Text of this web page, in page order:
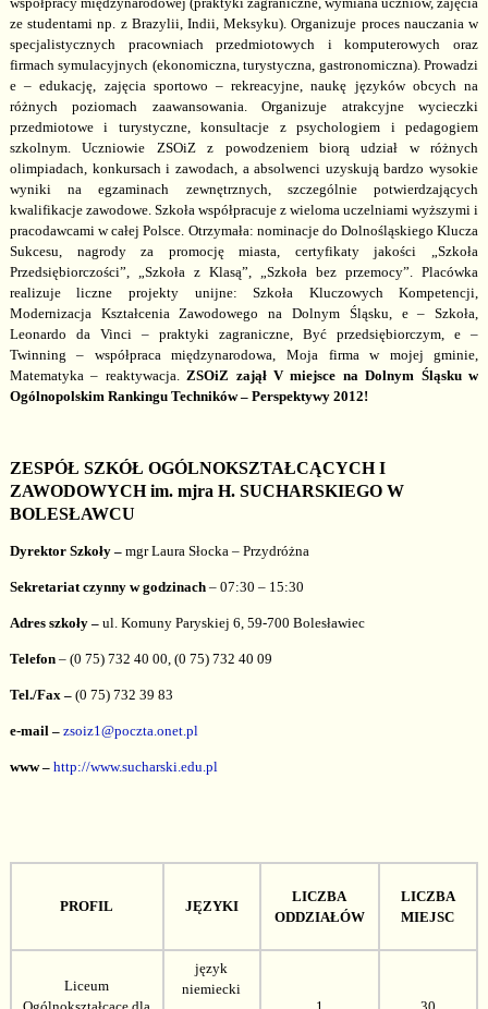
ze studentami np. z Brazylii, Indii, Meksyku). Organizuje proces nauczania w
specjalistycznych pracowniach przedmiotowych i komputerowych oraz
firmach symulacyjnych (ekonomiczna, turystyczna, gastronomiczna). Prowadzi
e – edukację, zajęcia sportowo – rekreacyjne, naukę języków obcych na
różnych poziomach zaawansowania. Organizuje atrakcyjne wycieczki
przedmiotowe i turystyczne, konsultacje z psychologiem i pedagogiem
szkolnym. Uczniowie ZSOiZ z powodzeniem biorą udział w różnych
olimpiadach, konkursach i zawodach, a absolwenci uzyskują bardzo wysokie
wyniki na egzaminach zewnętrznych, szczególnie potwierdzających
kwalifikacje zawodowe. Szkoła współpracuje z wieloma uczelniami wyższymi i
pracodawcami w całej Polsce. Otrzymała: nominacje do Dolnośląskiego Klucza
Sukcesu, nagrody za promocję miasta, certyfikaty jakości „Szkoła
Przedsiębiorczości”, „Szkoła z Klasą”, „Szkoła bez przemocy”. Placówka
realizuje liczne projekty unijne: Szkoła Kluczowych Kompetencji,
Modernizacja Kształcenia Zawodowego na Dolnym Śląsku, e – Szkoła,
Leonardo da Vinci – praktyki zagraniczne, Być przedsiębiorczym, e –
Twinning – współpraca międzynarodowa, Moja firma w mojej gminie,
Matematyka – reaktywacja.ZSOiZ zajął V miejsce na Dolnym Śląsku w
Ogólnopolskim Rankingu Techników – Perspektywy 2012!
ZESPÓŁ SZKÓŁ OGÓLNOKSZTAŁCĄCYCH I
ZAWODOWYCH im. mjra H. SUCHARSKIEGO W
BOLESŁAWCU
Dyrektor Szkoły –mgr Laura Słocka – Przydróżna
Sekretariat czynny w godzinach– 07:30 – 15:30
Adres szkoły – ul. Komuny Paryskiej 6, 59-700 Bolesławiec
Telefon– (0 75) 732 40 00, (0 75) 732 40 09
Tel./Fax – (0 75) 732 39 83
e-mail – zsoiz1@poczta.onet.pl
www – http://www.sucharski.edu.pl
PROFIL JĘZYKI
LICZBA
ODDZIAŁÓW
LICZBA
MIEJSC
Liceum
język
niemiecki